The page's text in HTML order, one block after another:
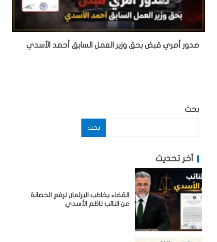
صدور أمري قبض بحق وزير العمل السابق أحمد الأسدي
بحث
بحث
آخر تحديث
القضاء يخاطب البرلمان لرفع الحصانة
عن النائب ناظم الأسدي